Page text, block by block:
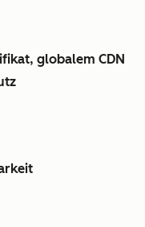
globalem CDN